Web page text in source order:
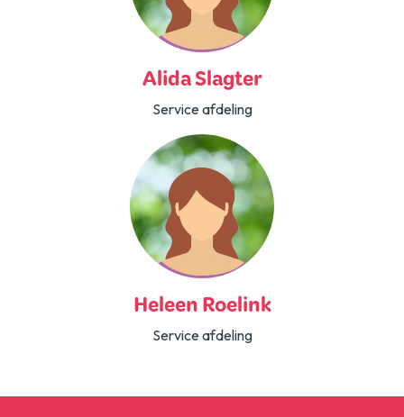
Alida Slagter
Service afdeling
Heleen Roelink
Service afdeling